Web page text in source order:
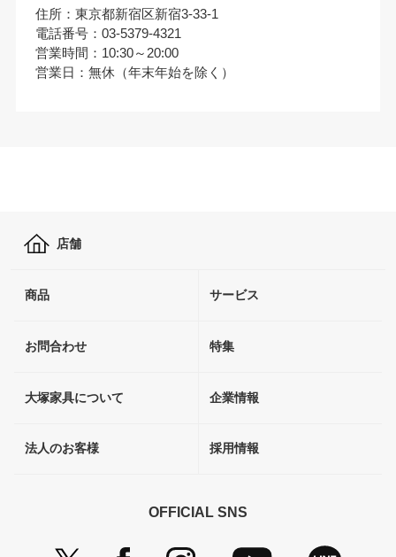
住所：東京都新宿区新宿3-33-1
電話番号：03-5379-4321
営業時間：10:30～20:00
営業日：無休（年末年始を除く）
店舗
商品 サービス
お問合わせ 特集
大塚家具について 企業情報
法人のお客様 採用情報
OFFICIAL SNS